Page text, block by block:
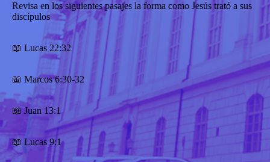
Revisa en los siguientes pasajes la forma como Jesús trató a sus
discípulos
📖 Lucas 22:32
📖 Marcos 6:30-32
📖 Juan 13:1
📖 Lucas 9:1